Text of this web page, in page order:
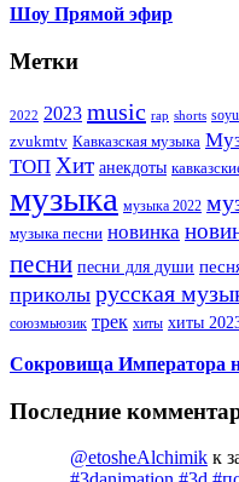
Шоу Прямой эфир
Метки
2022 2023 music rap shorts
zvukmtv Кавказская музыка
ТОП Хит анекдоты
музыка музыка 2022
музыка песни новинка
песни песни для души
приколы русская
союзмьюзик трек хиты хиты
Сокровища Императора
Последние
@etosheAlchimik к